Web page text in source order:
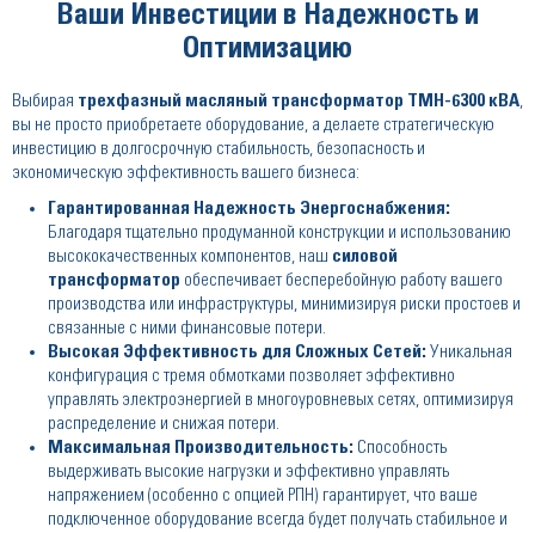
Ваши Инвестиции в Надежность и
Оптимизацию
Выбирая трехфазный масляный трансформатор ТМН-6300 кВА,
вы не просто приобретаете оборудование, а делаете стратегическую
инвестицию в долгосрочную стабильность, безопасность и
экономическую эффективность вашего бизнеса:
Гарантированная Надежность Энергоснабжения:
Благодаря тщательно продуманной конструкции и использованию
высококачественных компонентов, наш силовой
трансформатор обеспечивает бесперебойную работу вашего
производства или инфраструктуры, минимизируя риски простоев и
связанные с ними финансовые потери.
Высокая Эффективность для Сложных Сетей: Уникальная
конфигурация с тремя обмотками позволяет эффективно
управлять электроэнергией в многоуровневых сетях, оптимизируя
распределение и снижая потери.
Максимальная Производительность: Способность
выдерживать высокие нагрузки и эффективно управлять
напряжением (особенно с опцией РПН) гарантирует, что ваше
подключенное оборудование всегда будет получать стабильное и